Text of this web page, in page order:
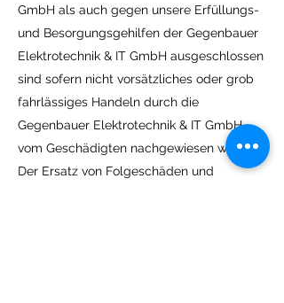
GmbH als auch gegen unsere Erfüllungs-
und Besorgungsgehilfen der Gegenbauer
Elektrotechnik & IT GmbH ausgeschlossen
sind sofern nicht vorsätzliches oder grob
fahrlässiges Handeln durch die
Gegenbauer Elektrotechnik & IT GmbH
vom Geschädigten nachgewiesen wird.
Der Ersatz von Folgeschäden und